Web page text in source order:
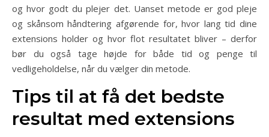
og hvor godt du plejer det. Uanset metode er god pleje
og skånsom håndtering afgørende for, hvor lang tid dine
extensions holder og hvor flot resultatet bliver – derfor
bør du også tage højde for både tid og penge til
vedligeholdelse, når du vælger din metode.
Tips til at få det bedste
resultat med extensions